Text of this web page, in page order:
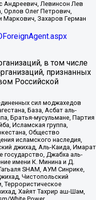
Андреевич, Левинсон Лев
Олег Петрович,
Маркович, Захаров Герман
в том числе
признанных
Российской
сил моджахедов
База, Асбат аль-
Братья-мусульмане, Партия
Исламская группа,
Общество
исламского наследия,
джихад, Аль-Каида, Имарат
Джабха аль-
имени К. Минина и Д.
SHAM, АУМ Синрике,
Чистопольский
Террористическое
Хайят Тахрир аш-Шам,